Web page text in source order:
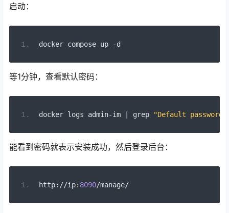
启动：
docker compose up -d
等1分钟，查看默认密码：
docker logs admin-im grep "Default password"
能看到密码就表示安装成功，然后登录后台：
http://ip: 8090/manage/